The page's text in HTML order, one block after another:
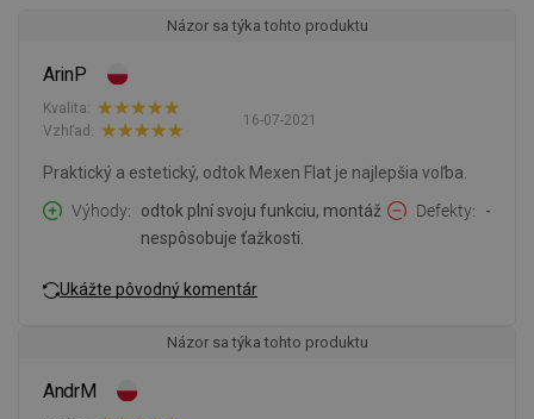
Názor sa týka tohto produktu
ArinP
16-07-2021
Kvalita:
Vzhľad:
Praktický a estetický, odtok Mexen Flat je najlepšia voľba.
Výhody
odtok plní svoju funkciu, montáž
nespôsobuje ťažkosti.
Defekty -
Ukážte pôvodný komentár
Názor sa týka tohto produktu
AndrM